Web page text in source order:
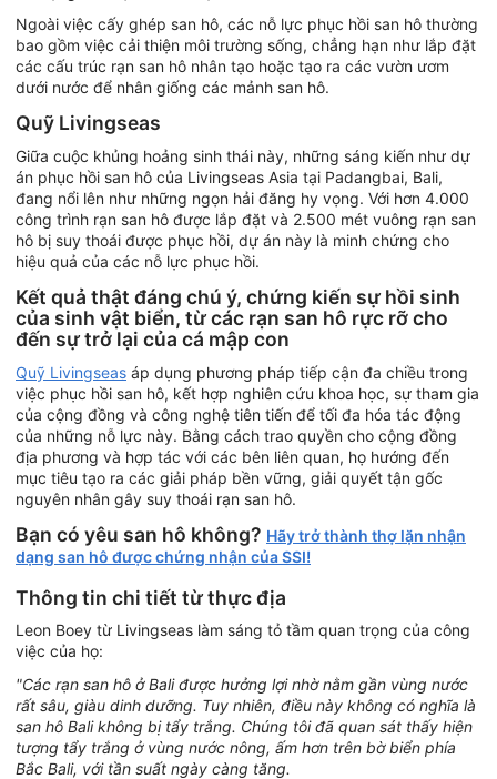
Ngoài việc cấy ghép san hô, các nỗ lực phục hồi san hô thường
bao gồm việc cải thiện môi trường sống, chẳng hạn như lắp đặt
các cấu trúc rạn san hô nhân tạo hoặc tạo ra các vườn ươm
dưới nước để nhân giống các mảnh san hô.
Quỹ Livingseas
Giữa cuộc khủng hoảng sinh thái này, những sáng kiến như dự
án phục hồi san hô của Livingseas Asia tại Padangbai, Bali,
đang nổi lên như những ngọn hải đăng hy vọng. Với hơn 4.000
công trình rạn san hô được lắp đặt và 2.500 mét vuông rạn san
hô bị suy thoái được phục hồi, dự án này là minh chứng cho
hiệu quả của các nỗ lực phục hồi.
Kết quả thật đáng chú ý, chứng kiến sự hồi sinh
của sinh vật biển, từ các rạn san hô rực rỡ cho
đến sự trở lại của cá mập con
Quỹ Livingseas áp dụng phương pháp tiếp cận đa chiều trong
việc phục hồi san hô, kết hợp nghiên cứu khoa học, sự tham gia
của cộng đồng và công nghệ tiên tiến để tối đa hóa tác động
của những nỗ lực này. Bằng cách trao quyền cho cộng đồng
địa phương và hợp tác với các bên liên quan, họ hướng đến
mục tiêu tạo ra các giải pháp bền vững, giải quyết tận gốc
nguyên nhân gây suy thoái rạn san hô.
Bạn có yêu san hô không? Hãy trở thành thợ lặn nhận
dạng san hô được chứng nhận của SSI!
Thông tin chi tiết từ thực địa
Leon Boey từ Livingseas làm sáng tỏ tầm quan trọng của công
việc của họ:
"Các rạn san hô ở Bali được hưởng lợi nhờ nằm gần vùng nước
rất sâu, giàu dinh dưỡng. Tuy nhiên, điều này không có nghĩa là
san hô Bali không bị tẩy trắng. Chúng tôi đã quan sát thấy hiện
tượng tẩy trắng ở vùng nước nông, ấm hơn trên bờ biển phía
Bắc Bali, với tần suất ngày càng tăng.